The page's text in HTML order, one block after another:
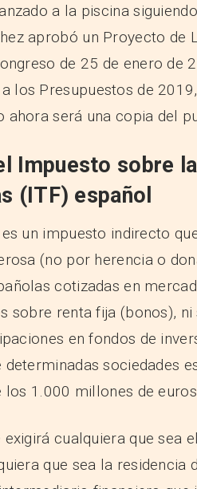
a la piscina
aprobó un Proyecto de
de 25 de enero de
los Presupuestos de
ahora será una copia del
Impuesto sobre
(ITF) español
un impuesto indirecto
(no por herencia o
cotizadas en
sobre renta fija (bonos),
en fondos de
determinadas sociedades
1.000 millones de
cualquiera que sea
que sea la